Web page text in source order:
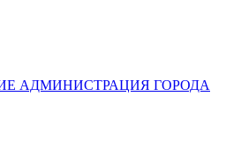
АДМИНИСТРАЦИЯ ГОРОДА